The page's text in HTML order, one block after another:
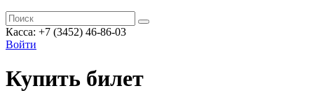
Касса: +7 (3452) 46-86-03
Войти
Купить билет